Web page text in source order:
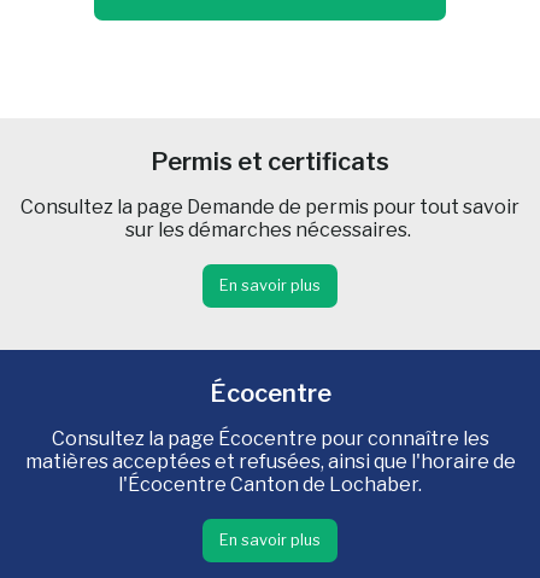
Permis et certificats
Consultez la page Demande de permis pour tout savoir
sur les démarches nécessaires.
En savoir plus
Écocentre
Consultez la page Écocentre pour connaître les
matières acceptées et refusées, ainsi que l'horaire de
l'Écocentre Canton de Lochaber.
En savoir plus